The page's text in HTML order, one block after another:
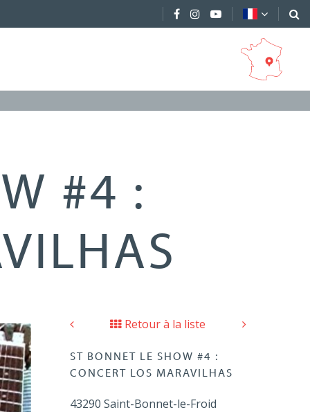
#4 :
Retour à la liste
ST BONNET LE SHOW #4 :
CONCERT LOS MARAVILHAS
43290 Saint-Bonnet-le-Froid